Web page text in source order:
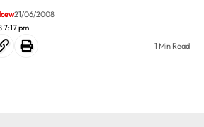
7:17 pm
21/06/2008
1 Min Read